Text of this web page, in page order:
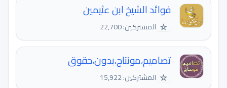
فوائد الشيخ ابن عثيمين
☆ المشتركين: 22,700
تصاميم،مونتاج،بدون،حقوق
☆ المشتركين: 15,922